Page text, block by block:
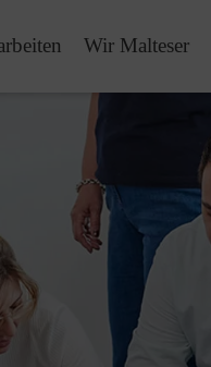
Wir Malteser